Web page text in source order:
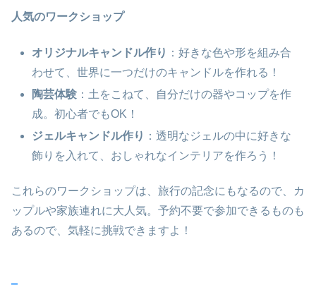
人気のワークショップ
オリジナルキャンドル作り ：好きな色や形を組み合
わせて、世界に一つだけのキャンドルを作れる！
陶芸体験 ：土をこねて、自分だけの器やコップを作
成。初心者でもOK！
ジェルキャンドル作り ：透明なジェルの中に好きな
飾りを入れて、おしゃれなインテリアを作ろう！
これらのワークショップは、旅行の記念にもなるので、カ
ップルや家族連れに大人気。予約不要で参加できるものも
あるので、気軽に挑戦できますよ！